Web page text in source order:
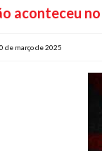
aconteceu
de março de 2025